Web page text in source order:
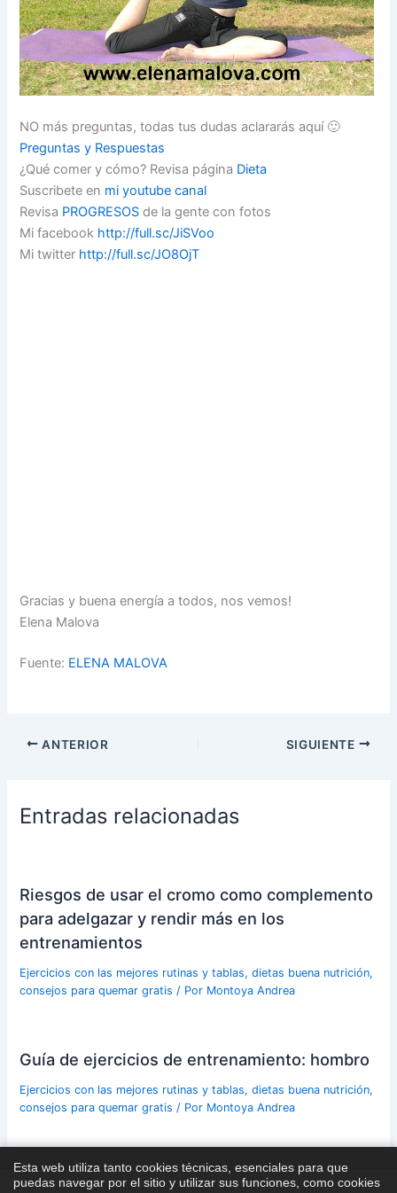
NO más preguntas, todas tus dudas aclararás aquí 🙂
Preguntas y Respuestas
¿Qué comer y cómo? Revisa página Dieta
Suscribete en mi youtube canal
Revisa PROGRESOS de la gente con fotos
Mi facebook http://full.sc/JiSVoo
Mi twitter http://full.sc/JO8OjT
Gracias y buena energía a todos, nos vemos!
Elena Malova
Fuente: ELENA MALOVA
ANTERIOR SIGUIENTE
Entradas relacionadas
Riesgos de usar el cromo como complemento
para adelgazar y rendir más en los
entrenamientos
Ejercicios con las mejores rutinas y tablas, dietas buena nutrición,
consejos para quemar gratis / Por Montoya Andrea
Guía de ejercicios de entrenamiento: hombro
Ejercicios con las mejores rutinas y tablas, dietas buena nutrición,
consejos para quemar gratis / Por Montoya Andrea
Esta web utiliza tanto cookies técnicas, esenciales para que
puedas navegar por el sitio y utilizar sus funciones, como cookies